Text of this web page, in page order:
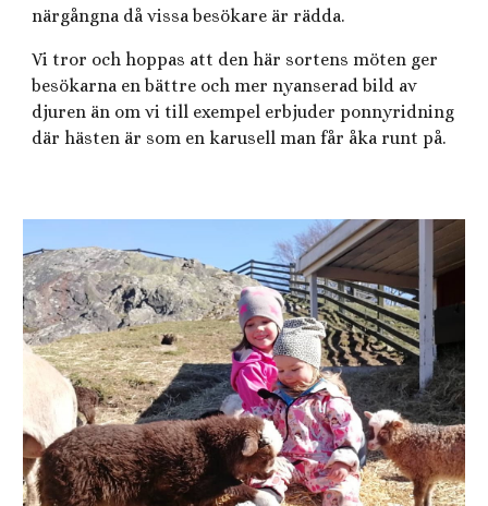
närgångna då vissa besökare är rädda.
Vi tror och hoppas att den här sortens möten ger
besökarna en bättre och mer nyanserad bild av
djuren än om vi till exempel erbjuder ponnyridning
där hästen är som en karusell man får åka runt på.